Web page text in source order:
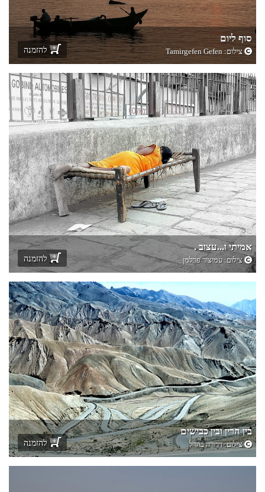
סוף ליום
צילום:Tamirgefen Gefen להזמנה
אמיתי ו...עצוב .
צילום:עמיצור פרלמן להזמנה
בין הרין ובין כבישים
צילום:דרורה בהרל להזמנה